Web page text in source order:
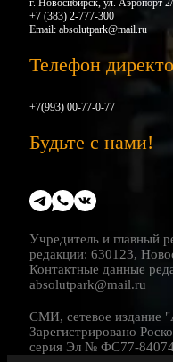
г. Новосибирск, ул. Аэропорт
+7 (383) 2-777-300
Email: absolutpark@mail.ru
Телефон
+7(993) 00-77-0-77
Будьте с нами!
Учредитель и главный
редакции: 630123,
Контактные данные
absolutpark@mail.ru
СМИ, сетевое издание
Зарегистрировано
серия Эл № ФС77-84074